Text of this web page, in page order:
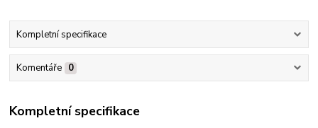
Kompletní specifikace
Komentáře 0
Kompletní specifikace